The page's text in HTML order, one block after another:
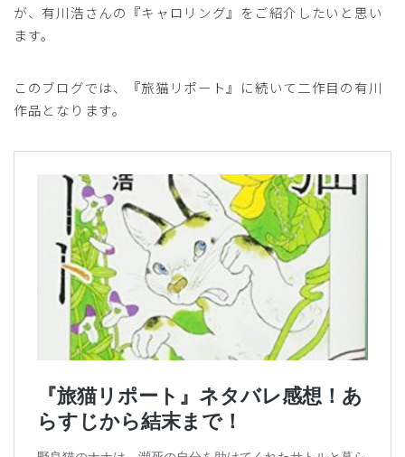
が、有川浩さんの『キャロリング』をご紹介したいと思い
ます。
このブログでは、『旅猫リポート』に続いて二作目の有川
作品となります。